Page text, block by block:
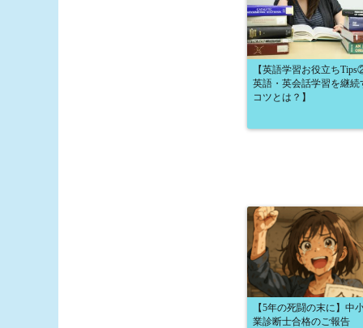
【英語学習お役立ち
英語・英会話学習を継続
コツとは？】
【5年の死闘の末に】中
業診断士合格のご報告